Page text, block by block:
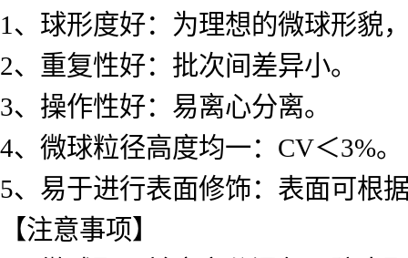
1、球形度好：为理想的微球形貌
2、重复性好：批次间差异小。
3、操作性好：易离心分离。
4、微球粒径高度均一：CV＜3%。
5、易于进行表面修饰：表面可根
【注意事项】